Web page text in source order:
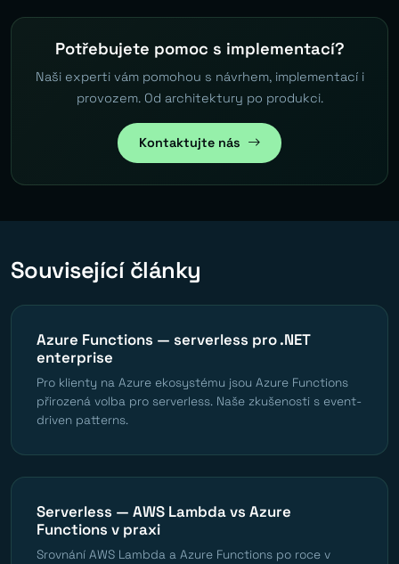
Potřebujete pomoc s implementací?
Naši experti vám pomohou s návrhem, implementací i
provozem. Od architektury po produkci.
Kontaktujte nás
Související články
Azure Functions — serverless pro .NET
enterprise
Pro klienty na Azure ekosystému jsou Azure Functions
přirozená volba pro serverless. Naše zkušenosti s event-
driven patterns.
Serverless — AWS Lambda vs Azure
Functions v praxi
Srovnání AWS Lambda a Azure Functions po roce v